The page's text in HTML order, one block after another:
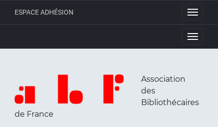
Toggle
ESPACE ADHÉSION
Toggle
Association
des
Bibliothécaires
de France